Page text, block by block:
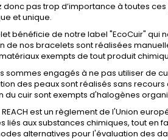
donc pas trop d’importance à toutes
et unique.
bénéficie de notre label "EcoCuir" qui
de nos bracelets sont réalisées
exempts de tout produit
sommes engagés à ne pas utiliser de
des peaux sont réalisés sans
du cuir sont exempts d'halogènes
REACH est un règlement de l'Union
liés aux substances chimiques, tout en
alternatives pour l'évaluation des